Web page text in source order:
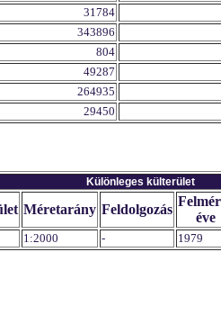
31784
343896
804
49287
264935
29450
Különleges külterület
Méretarány Feldolgozás
éve
1:2000 - 1979